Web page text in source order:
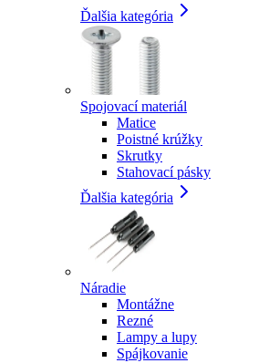
Ďalšia kategória
Spojovací materiál
Matice
Poistné krúžky
Skrutky
Stahovací pásky
Ďalšia kategória
Náradie
Montážne
Rezné
Lampy a lupy
Spájkovanie